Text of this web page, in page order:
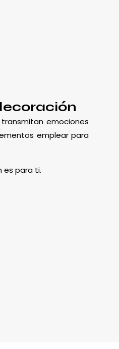
emociones
emplear para
es para ti.